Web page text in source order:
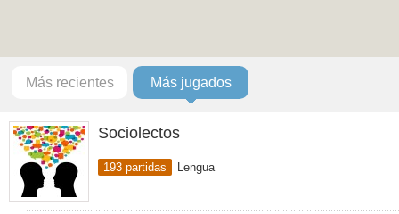
Más recientes Más jugados
Sociolectos
193 partidas Lengua